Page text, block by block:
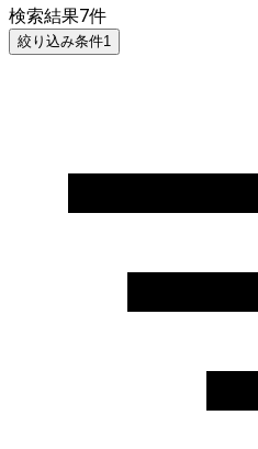
検索結果7件
絞り込み条件1